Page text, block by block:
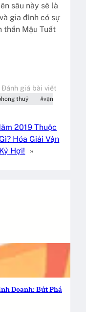
sâu này sẽ là
gia đình có sự
thần Mậu Tuất
Đánh giá bài viết
thuỷ
vận
2019 Thuộc
Hóa Giải Vận
Hợi!
»
Doanh: Bứt Phá